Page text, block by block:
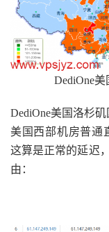
DediOne
DediOne美国洛杉矶
美国西部机房普通
这算是正常的延迟
由：